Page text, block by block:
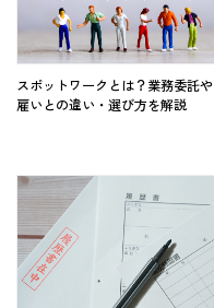
スポットワークとは？業務委託
雇いとの違い・選び方を解説